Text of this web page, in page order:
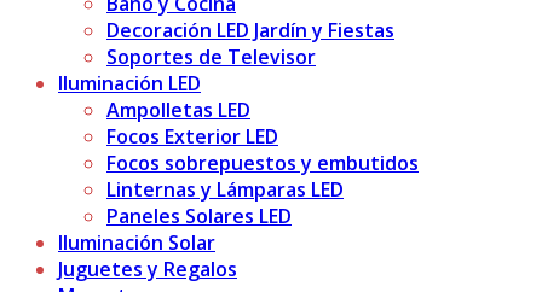
Decoración LED Jardín y Fiestas
Soportes de Televisor
Iluminación LED
Ampolletas LED
Focos Exterior LED
Focos sobrepuestos y embutidos
Linternas y Lámparas LED
Paneles Solares LED
Iluminación Solar
Juguetes y Regalos